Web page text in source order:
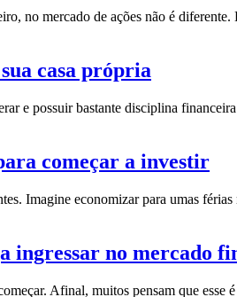
no mercado de ações não é
casa própria
e possuir bastante disciplina
começar a investir
Imagine economizar para umas
ingressar no mercado
Afinal, muitos pensam que